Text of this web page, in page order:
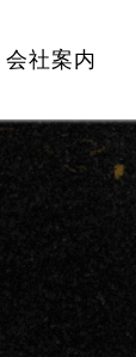
会社案内